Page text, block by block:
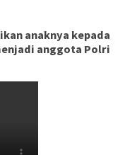
anaknya kepada
anggota Polri